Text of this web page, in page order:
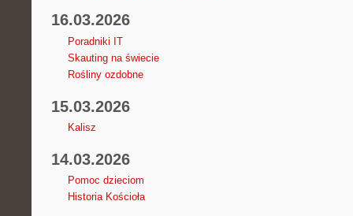
16.03.2026
Poradniki IT
Skauting na świecie
Rośliny ozdobne
15.03.2026
Kalisz
14.03.2026
Pomoc dzieciom
Historia Kościoła